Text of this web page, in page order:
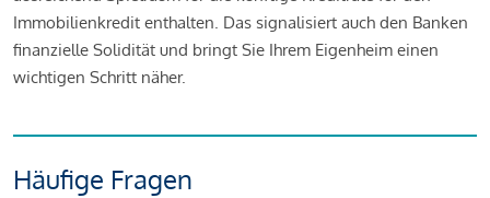
Immobilienkredit enthalten. Das signalisiert auch den Banken
finanzielle Solidität und bringt Sie Ihrem Eigenheim einen
wichtigen Schritt näher.
Häufige Fragen